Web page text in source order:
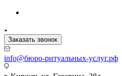
Заказать звонок
info@бюро-ритуальных-услуг.рф